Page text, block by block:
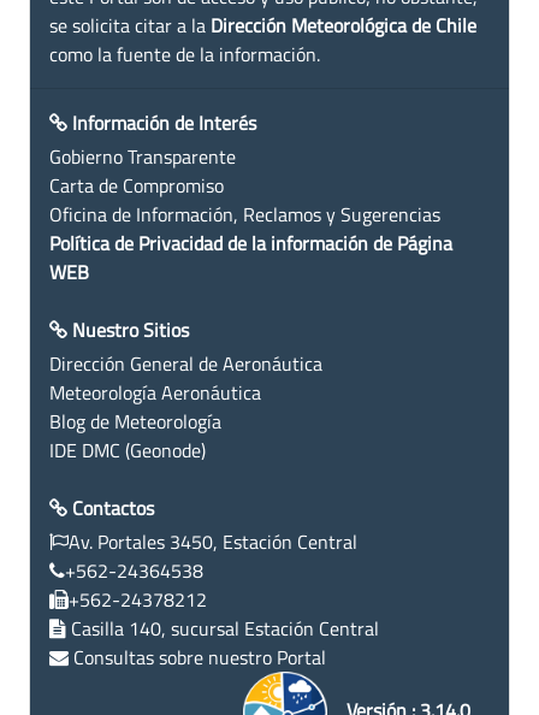
se solicita citar a la Dirección Meteorológica de Chile
como la fuente de la información.
Información de Interés
Gobierno Transparente
Carta de Compromiso
Oficina de Información, Reclamos y Sugerencias
Política de Privacidad de la información de Página
WEB
Nuestro Sitios
Dirección General de Aeronáutica
Meteorología Aeronáutica
Blog de Meteorología
IDE DMC (Geonode)
Contactos
Av. Portales 3450, Estación Central
+562-24364538
+562-24378212
Casilla 140, sucursal Estación Central
Consultas sobre nuestro Portal